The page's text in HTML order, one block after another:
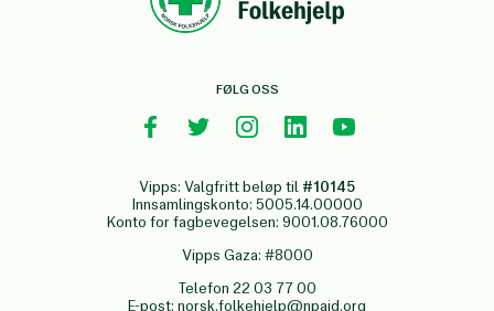
FØLG OSS
Vipps: Valgfritt beløp til #10145
Innsamlingskonto: 5005.14.00000
Konto for fagbevegelsen: 9001.08.76000
Vipps Gaza: #8000
Telefon 22 03 77 00
E-post: norsk.folkehjelp@npaid.org